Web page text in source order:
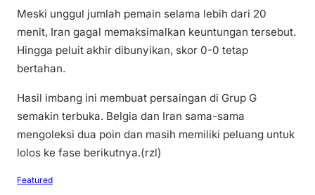
Meski unggul jumlah pemain selama lebih dari 20
menit, Iran gagal memaksimalkan keuntungan tersebut.
Hingga peluit akhir dibunyikan, skor 0-0 tetap
bertahan.
Hasil imbang ini membuat persaingan di Grup G
semakin terbuka. Belgia dan Iran sama-sama
mengoleksi dua poin dan masih memiliki peluang untuk
lolos ke fase berikutnya.(rzl)
Featured